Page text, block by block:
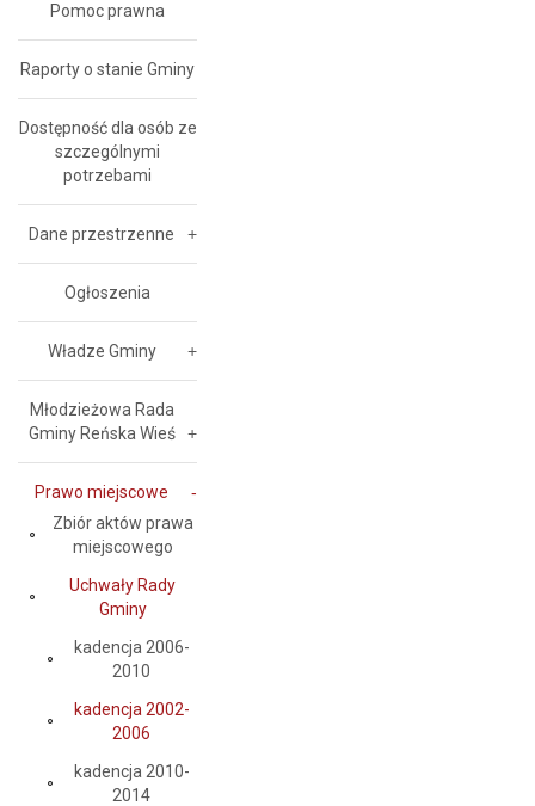
Pomoc prawna
Raporty o stanie Gminy
Dostępność dla osób ze
szczególnymi
potrzebami
Dane przestrzenne
Ogłoszenia
Władze Gminy
Młodzieżowa Rada
Gminy Reńska Wieś
Prawo miejscowe
Zbiór aktów prawa
miejscowego
Uchwały Rady
Gminy
kadencja 2006-
2010
kadencja 2002-
2006
kadencja 2010-
2014